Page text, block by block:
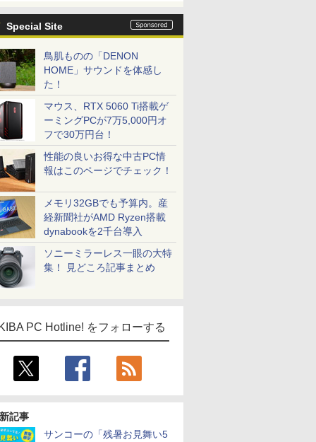
Special Site
鳥肌ものの「DENON
HOME」サウンドを体感し
た！
マウス、RTX 5060 Ti搭載ゲ
ーミングPCが7万5,000円オ
フで30万円台！
性能の良いお得な中古PC情
報はこのページでチェック！
メモリ32GBでも予算内。産
経新聞社がAMD Ryzen搭載
dynabookを2千台導入
ソニーミラーレス一眼の大特
集！ 見どころ記事まとめ
PC Hotline! をフォローする
記事
サンコーの「残暑お見舞い5